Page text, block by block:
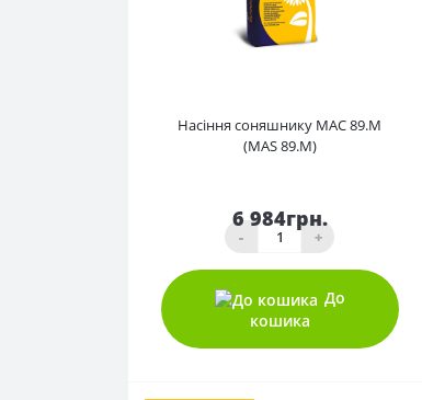
Насіння соняшнику МАС 89.М
(MAS 89.M)
6 984грн.
- +
До
кошика